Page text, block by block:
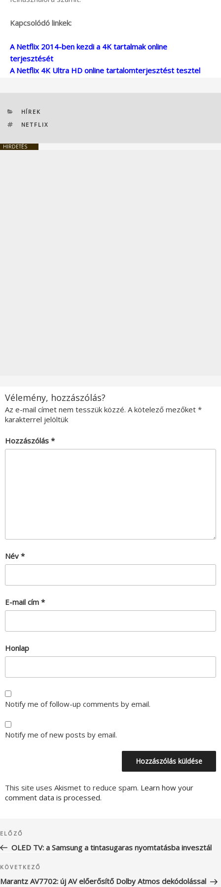
Kapcsolódó linkek:
A Netflix 2014-ben kezdi a 4K tartalmak online
terjesztését
A Netflix 4K Ultra HD online tartalomterjesztést tesztel
KATEGÓRIÁK
HÍREK
CÍMKÉK
NETFLIX
HIRDETÉS
Vélemény, hozzászólás?
Az e-mail címet nem tesszük közzé. A kötelező mezőket *
karakterrel jelöltük
Hozzászólás *
Név *
E-mail cím *
Honlap
Notify me of follow-up comments by email.
Notify me of new posts by email.
This site uses Akismet to reduce spam. Learn how your
comment data is processed.
navigáció
Korábbi
bejegyzés
ELŐZŐ
OLED TV: a Samsung a tintasugaras nyomtatásba invesztál
Következő
bejegyzés
KÖVETKEZŐ
Marantz AV7702: új AV előerősítő Dolby Atmos dekódolással